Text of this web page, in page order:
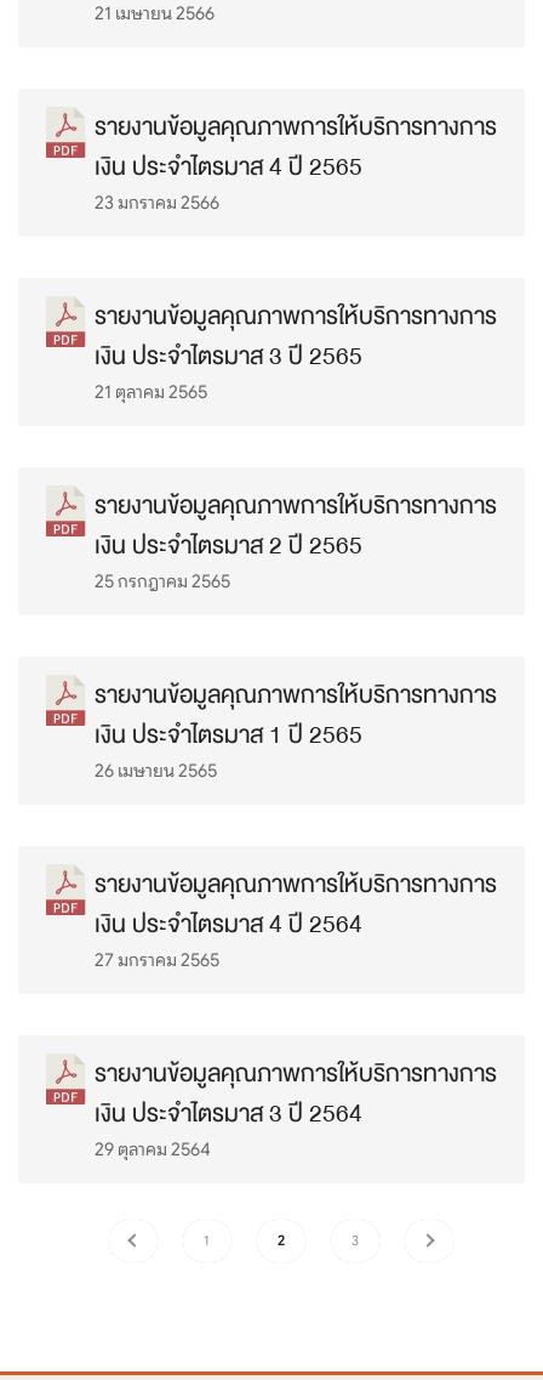
21 เมษายน 2566
รายงานข้อมูลคุณภาพการให้บริการทางการ
เงิน ประจำไตรมาส 4 ปี 2565
23 มกราคม 2566
รายงานข้อมูลคุณภาพการให้บริการทางการ
เงิน ประจำไตรมาส 3 ปี 2565
21 ตุลาคม 2565
รายงานข้อมูลคุณภาพการให้บริการทางการ
เงิน ประจำไตรมาส 2 ปี 2565
25 กรกฎาคม 2565
รายงานข้อมูลคุณภาพการให้บริการทางการ
เงิน ประจำไตรมาส 1 ปี 2565
26 เมษายน 2565
รายงานข้อมูลคุณภาพการให้บริการทางการ
เงิน ประจำไตรมาส 4 ปี 2564
27 มกราคม 2565
รายงานข้อมูลคุณภาพการให้บริการทางการ
เงิน ประจำไตรมาส 3 ปี 2564
29 ตุลาคม 2564
1 2 3